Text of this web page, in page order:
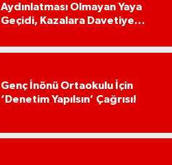
Aydınlatması Olmayan Yaya
Geçidi, Kazalara Davetiye
Genç İnönü Ortaokulu İçin
‘Denetim Yapılsın’ Çağrısı!